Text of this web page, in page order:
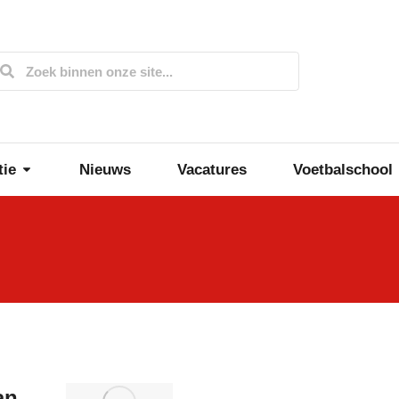
Nieuws Vacatures Voetbalschool